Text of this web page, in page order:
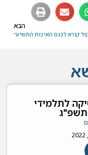
הבא
קורא לכנס האיכות התשיעי
לתלמידי
תשפ"ג